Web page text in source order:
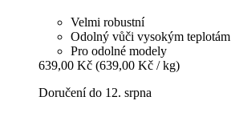
Velmi robustní
Odolný vůči vysokým teplotám
Pro odolné modely
639,00 Kč (639,00 Kč / kg)
Doručení do 12. srpna